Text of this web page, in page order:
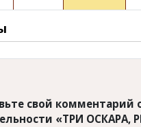
свой комментарий
«ТРИ ОСКАРА,